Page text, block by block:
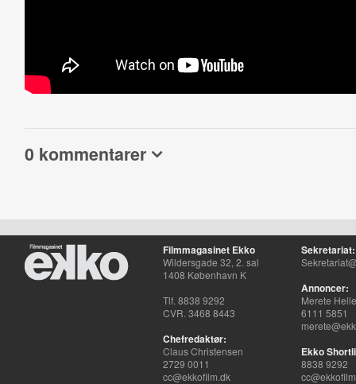
0 kommentarer
Filmmagasinet Ekko
Wildersgade 32, 2. sal
1408 København K
Tlf. 8838 9292
CVR. 3468 8443
Chefredaktør:
Claus Christensen
2729 0011
cc@ekkofilm.dk
Sekretariat:
Annoncer:
Merete
6111 5851
Ekko
8838 9292